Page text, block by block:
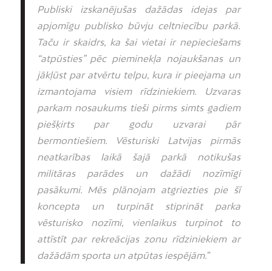
Publiski izskanējušas dažādas idejas par
apjomīgu publisko būvju celtniecību parkā.
Taču ir skaidrs, ka šai vietai ir nepieciešams
“atpūsties” pēc pieminekļa nojaukšanas un
jākļūst par atvērtu telpu, kura ir pieejama un
izmantojama visiem rīdziniekiem. Uzvaras
parkam nosaukums tieši pirms simts gadiem
piešķirts par godu uzvarai pār
bermontiešiem. Vēsturiski Latvijas pirmās
neatkarības laikā šajā parkā notikušas
militāras parādes un dažādi nozīmīgi
pasākumi. Mēs plānojam atgriezties pie šī
koncepta un turpināt stiprināt parka
vēsturisko nozīmi, vienlaikus turpinot to
attīstīt par rekreācijas zonu rīdziniekiem ar
dažādām sporta un atpūtas iespējām. ”